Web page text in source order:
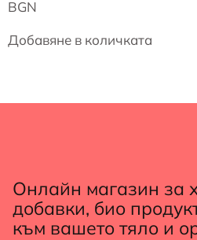
BGN
Добавяне в количката
Онлайн магазин за
добавки, био
към вашето тяло и